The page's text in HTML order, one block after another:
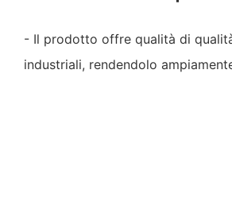
- Il prodotto offre qualità di
industriali, rendendolo